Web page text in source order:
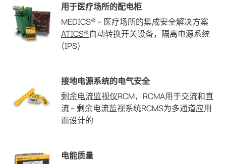
用于医疗场所的配电柜
MEDICS® – 医疗场所的集成安全解决方案
ATICS®自动转换开关设备，隔离电源系统
(IPS)
接地电源系统的电气安全
剩余电流监视仪RCM，RCMA用于交流和直
流 – 剩余电流监视系统RCMS为多通道应用
而设计的
电能质量